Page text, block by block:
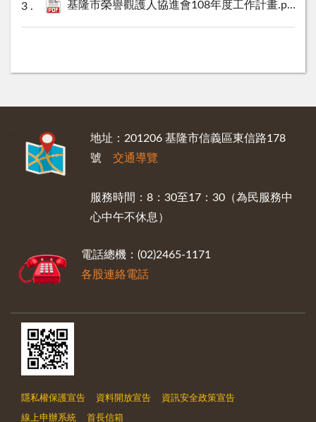
基隆市榮譽觀護人協進會108年度工作計畫.pdf
地址：201206 基隆市信義區東信路178
號 交通導覽
服務時間：8：30至17：30（為民服務中
心中午不休息）
電話總機：(02)2465-1171
各股連絡電話
隱私權保護宣告 資料開放宣告 資訊安全政策宣告
線上申辦系統 首長信箱